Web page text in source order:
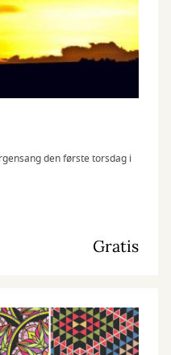
den første torsdag i
Gratis